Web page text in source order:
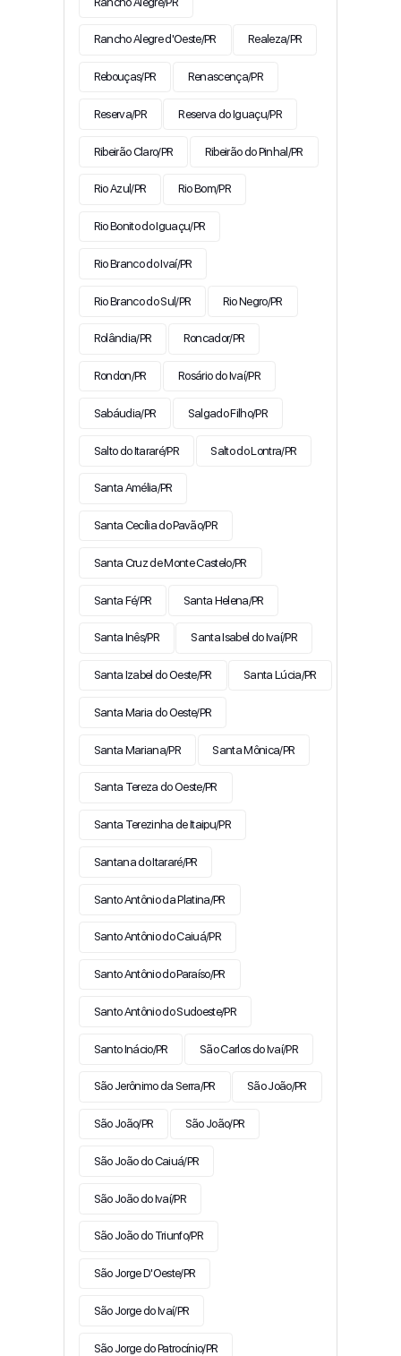
Rancho Alegre d'Oeste/PR Realeza/PR
Rebouças/PR Renascença/PR
Reserva/PR Reserva do Iguaçu/PR
Ribeirão Claro/PR Ribeirão do Pinhal/PR
Rio Azul/PR Rio Bom/PR
Rio Bonito do Iguaçu/PR
Rio Branco do Ivaí/PR
Rio Branco do Sul/PR Rio Negro/PR
Rolândia/PR Roncador/PR
Rondon/PR Rosário do Ivaí/PR
Sabáudia/PR Salgado Filho/PR
Salto do Itararé/PR Salto do Lontra/PR
Santa Amélia/PR
Santa Cecília do Pavão/PR
Santa Cruz de Monte Castelo/PR
Santa Fé/PR Santa Helena/PR
Santa Inês/PR Santa Isabel do Ivaí/PR
Santa Izabel do Oeste/PR Santa Lúcia/PR
Santa Maria do Oeste/PR
Santa Mariana/PR Santa Mônica/PR
Santa Tereza do Oeste/PR
Santa Terezinha de Itaipu/PR
Santana do Itararé/PR
Santo Antônio da Platina/PR
Santo Antônio do Caiuá/PR
Santo Antônio do Paraíso/PR
Santo Antônio do Sudoeste/PR
Santo Inácio/PR São Carlos do Ivaí/PR
São Jerônimo da Serra/PR São João/PR
São João/PR São João/PR
São João do Caiuá/PR
São João do Ivaí/PR
São João do Triunfo/PR
São Jorge D'Oeste/PR
São Jorge do Ivaí/PR
São Jorge do Patrocínio/PR